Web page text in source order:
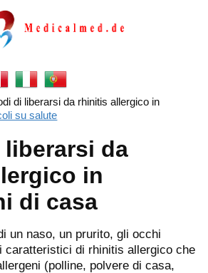
di liberarsi da rhinitis allergico in
su salute
da
in
di casa
un naso, un prurito, gli occhi
caratteristici di rhinitis allergico che
(polline, polvere di casa,